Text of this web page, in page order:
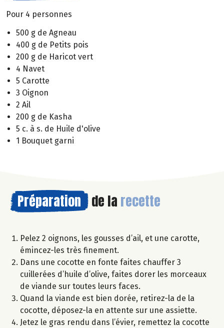
Pour 4 personnes
500 g de Agneau
400 g de Petits pois
200 g de Haricot vert
4 Navet
5 Carotte
3 Oignon
2 Ail
200 g de Kasha
5 c. à s. de Huile d'olive
1 Bouquet garni
Préparation de la recette
Pelez 2 oignons, les gousses d’ail, et une carotte,
émincez-les très finement.
Dans une cocotte en fonte faites chauffer 3
cuillerées d’huile d’olive, faites dorer les morceaux
de viande sur toutes leurs faces.
Quand la viande est bien dorée, retirez-la de la
cocotte, déposez-la en attente sur une assiette.
Jetez le gras rendu dans l’évier, remettez la cocotte